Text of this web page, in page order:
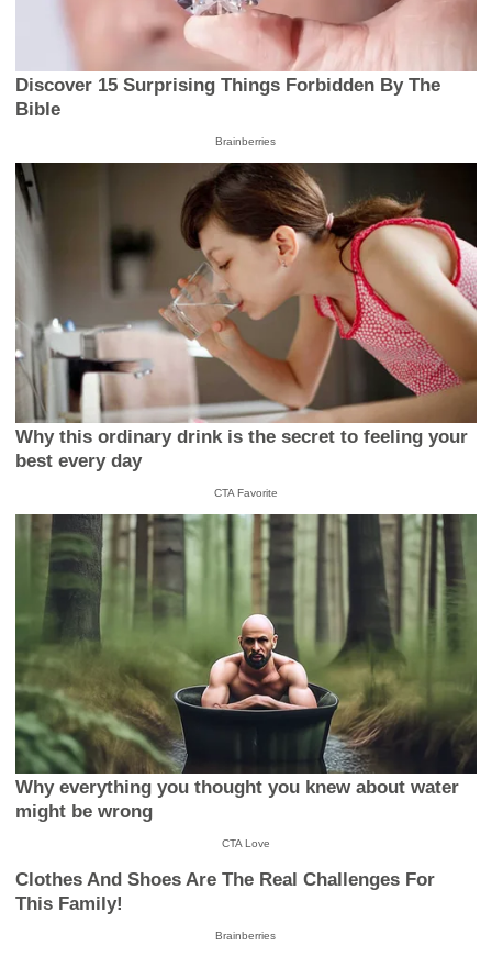
Discover 15 Surprising Things Forbidden By The
Bible
Brainberries
Why this ordinary drink is the secret to feeling your
best every day
CTA Favorite
Why everything you thought you knew about water
might be wrong
CTA Love
Clothes And Shoes Are The Real Challenges For
This Family!
Brainberries